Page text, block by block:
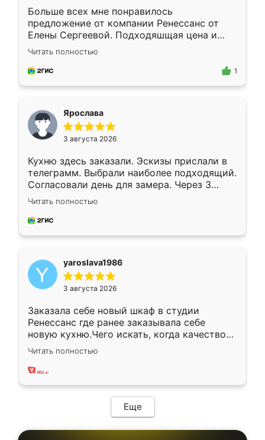
Больше всех мне понравилось
предложение от компании Ренессанс от
Елены Сергеевой. Подходяшщая цена и
короткие сроки изготовления. Приехавший
для замера сотрудник Владислав
предложил по моему эскизу самый
Читать полностью
1
Ярослава
3 августа 2026
Кухню здесь заказали. Эскизы прислали в
телеграмм. Выбрали наиболее подходящий.
Согласовали день для замера. Через 3
недели кухня была уже готова. Остались
довольны работой. Спасибо Ренессанс
мебель за качественную работу!
Читать полностью
yaroslava1986
3 августа 2026
Заказала себе новый шкаф в студии
Ренессанс где ранее заказывала себе
новую кухню.Чего искать, когда качеством
вполне довольна. Служит кухня уже почти
два года, нареканий нет.
Читать полностью
Еще